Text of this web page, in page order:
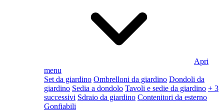
Apri
menu
Set da giardino Ombrelloni da giardino Dondoli da
giardino Sedia a dondolo Tavoli e sedie da giardino + 3
successivi Sdraio da giardino Contenitori da esterno
Gonfiabili